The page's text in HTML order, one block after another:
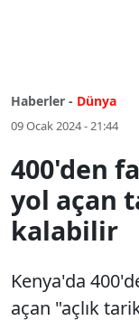
Haberler - Dünya
09 Ocak 2024 - 21:44
400'den
yol açan
kalabilir
Kenya'da
açan "açlık